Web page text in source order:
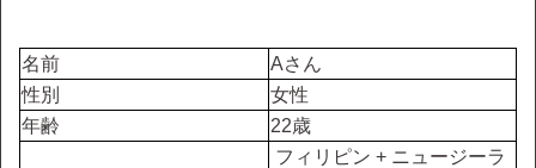
名前
Aさん
性別
女性
年齢
22歳
フィリピン + ニュージーラ